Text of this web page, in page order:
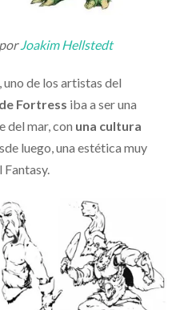
Joakim Hellstedt
, uno de los artistas del
Fortress iba a ser una
del mar, con una cultura
luego, una estética muy